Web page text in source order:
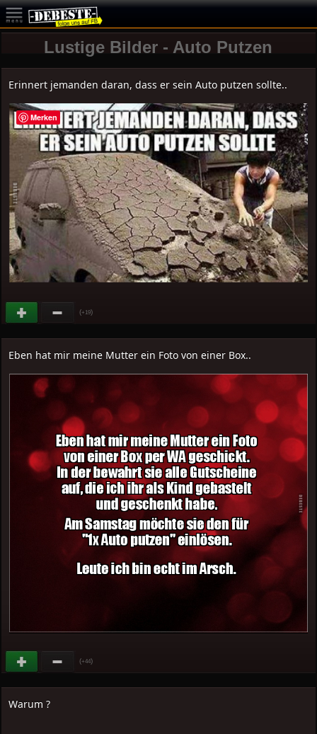
Lustige Bilder - Auto Putzen
Erinnert jemanden daran, dass er sein Auto putzen sollte..
(+19)
Eben hat mir meine Mutter ein Foto von einer Box..
(+44)
Warum ?
Merken